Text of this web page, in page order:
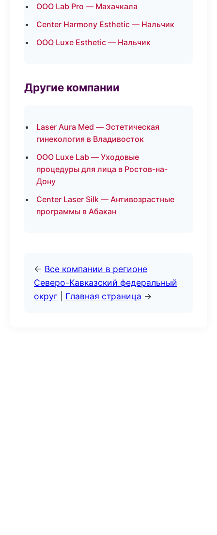
ООО Lab Pro — Махачкала
Center Harmony Esthetic — Нальчик
ООО Luxe Esthetic — Нальчик
Другие компании
Laser Aura Med — Эстетическая
гинекология в Владивосток
ООО Luxe Lab — Уходовые
процедуры для лица в Ростов-на-
Дону
Center Laser Silk — Антивозрастные
программы в Абакан
← Все компании в регионе
Северо-Кавказский федеральный
округ
Главная страница →